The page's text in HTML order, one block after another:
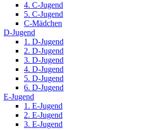
4. C-Jugend
5. C-Jugend
C-Mädchen
D-Jugend
1. D-Jugend
2. D-Jugend
3. D-Jugend
4. D-Jugend
5. D-Jugend
6. D-Jugend
E-Jugend
1. E-Jugend
2. E-Jugend
3. E-Jugend